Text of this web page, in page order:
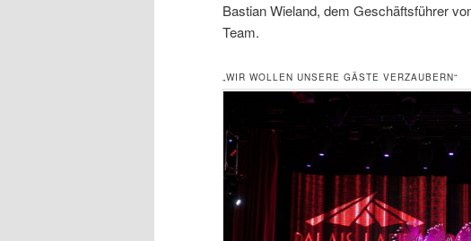
Bastian Wieland, dem Geschäftsführer
Team.
„WIR WOLLEN UNSERE GÄSTE VERZAUBERN“